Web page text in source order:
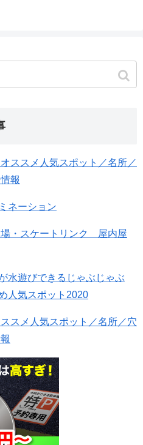
ススメ人気スポット／名所／
報
ネーション
・スケートリンク 屋内屋
水遊びできるじゃぶじゃぶ
人気スポット2020
スメ人気スポット／名所／穴